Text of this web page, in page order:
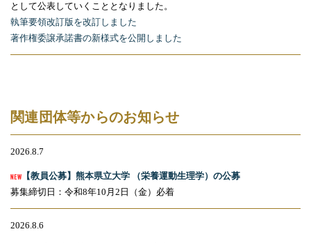
として公表していくこととなりました。
執筆要領改訂版を改訂しました
著作権委譲承諾書の新様式を公開しました
関連団体等からのお知らせ
2026.8.7
【教員公募】熊本県立大学 （栄養運動生理学）の公募
募集締切日：令和8年10 月 2 日（金）必着
2026.8.6